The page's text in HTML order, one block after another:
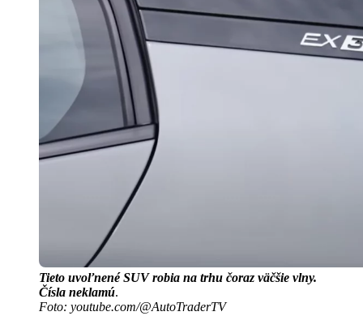
Tieto uvoľnené SUV robia na trhu čoraz väčšie vlny.
Čísla neklamú.
Foto: youtube.com/@AutoTraderTV